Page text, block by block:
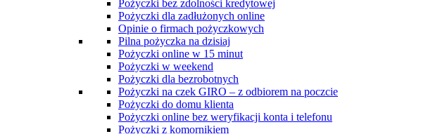
Pożyczki bez zdolności kredytowej
Pożyczki dla zadłużonych online
Opinie o firmach pożyczkowych
Pilna pożyczka na dzisiaj
Pożyczki online w 15 minut
Pożyczki w weekend
Pożyczki dla bezrobotnych
Pożyczki na czek GIRO – z odbiorem na poczcie
Pożyczki do domu klienta
Pożyczki online bez weryfikacji konta i telefonu
Pożyczki z komornikiem